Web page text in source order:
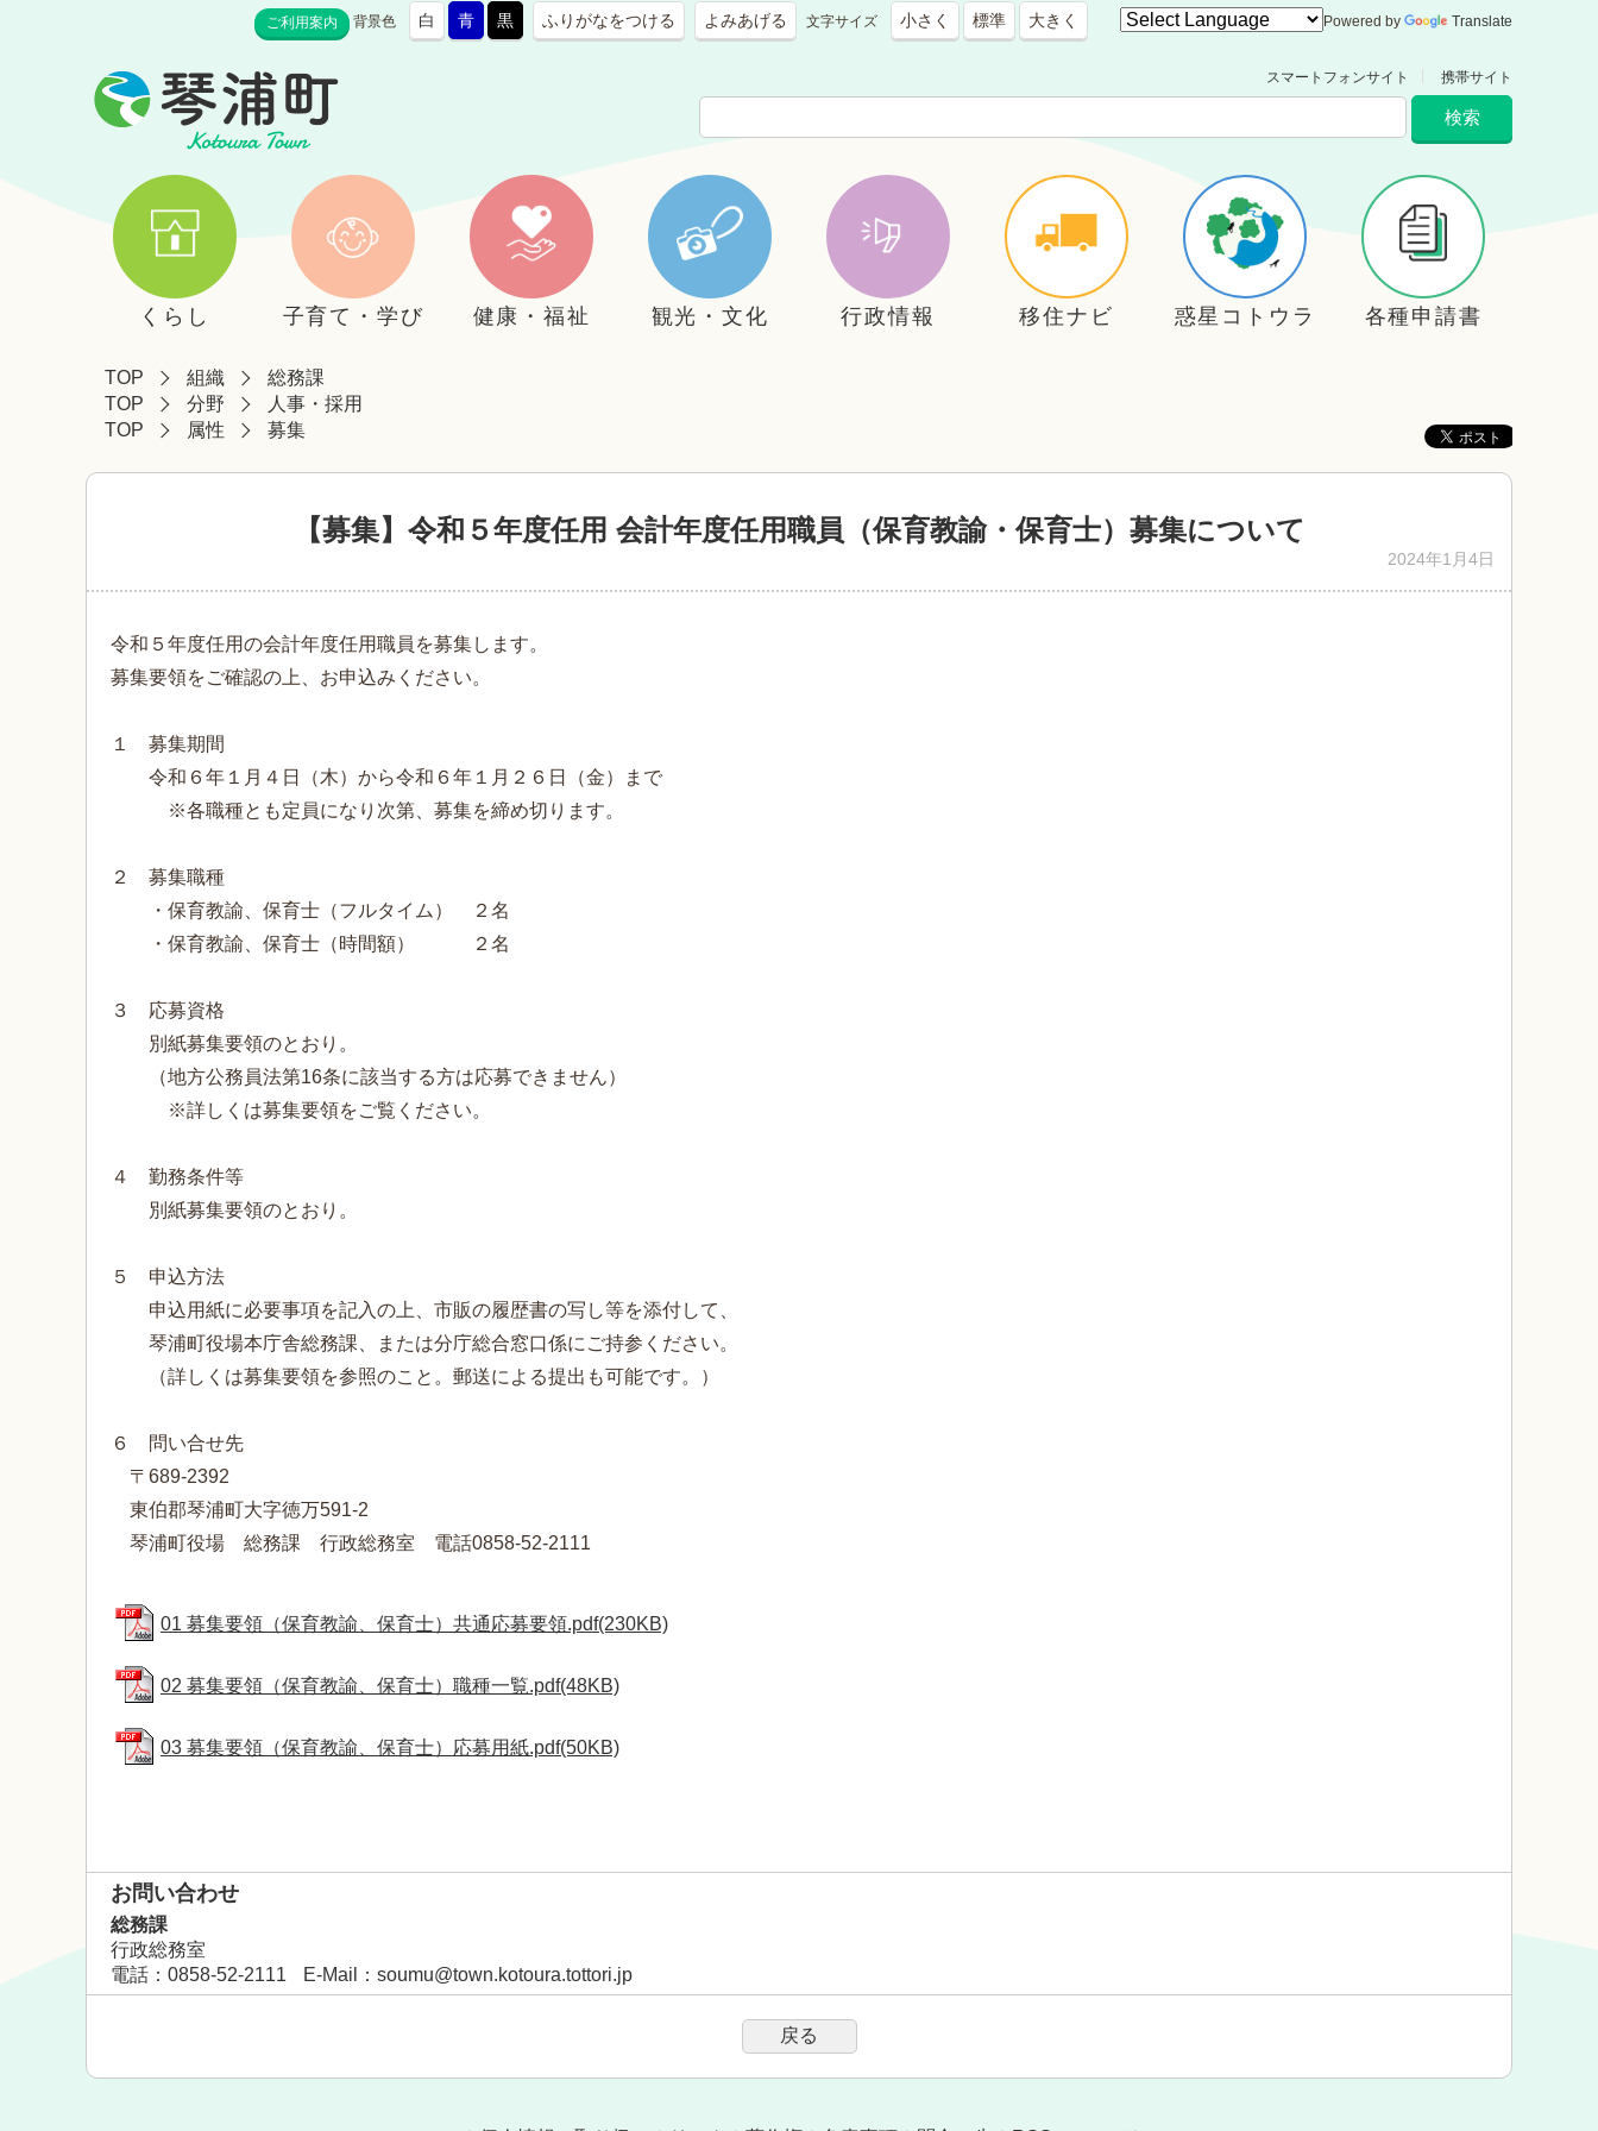
ご利用案内 背景色 白 青 黒 ふりがなをつける よみあげる 文字サイズ 小さく 標準 大きく Powered by Translate
スマートフォンサイト 携帯サイト
くらし 子育て・学び 健康・福祉 観光・文化 行政情報 移住ナビ 惑星コトウラ 各種申請書
TOP 組織
総務課
TOP
分野
人事・採用
TOP
属性 募集
【募集】令和５年度任用 会計年度任用職員（保育教諭・保育士）募集について
2024年1月4日
令和５年度任用の会計年度任用職員を募集します。
募集要領をご確認の上、お申込みください。
１ 募集期間
令和６年１月４日（木）から令和６年１月２６日（金）まで
※各職種とも定員になり次第、募集を締め切ります。
２ 募集職種
・保育教諭、保育士（フルタイム） ２名
・保育教諭、保育士（時間額） ２名
３ 応募資格
別紙募集要領のとおり。
（地方公務員法第16条に該当する方は応募できません）
※詳しくは募集要領をご覧ください。
４ 勤務条件等
別紙募集要領のとおり。
５ 申込方法
申込用紙に必要事項を記入の上、市販の履歴書の写し等を添付して、
琴浦町役場本庁舎総務課、または分庁総合窓口係にご持参ください。
（詳しくは募集要領を参照のこと。郵送による提出も可能です。）
６ 問い合せ先
〒689-2392
東伯郡琴浦町大字徳万591-2
琴浦町役場 総務課 行政総務室 電話0858-52-2111
01 募集要領（保育教諭、保育士）共通応募要領.pdf(230KB)
02 募集要領（保育教諭、保育士）職種一覧.pdf(48KB)
03 募集要領（保育教諭、保育士）応募用紙.pdf(50KB)
お問い合わせ
総務課
行政総務室
電話 ：0858-52-2111 E-Mail ： soumu@town.kotoura.tottori.jp
戻る